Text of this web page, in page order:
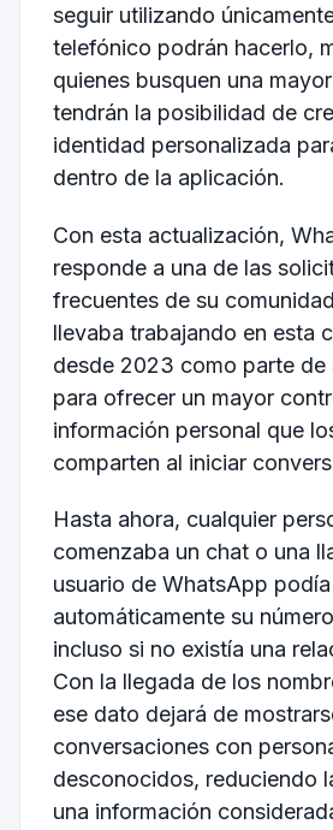
seguir utilizando
telefónico podrán hacerlo,
quienes busquen una
tendrán la posibilidad de
identidad personalizada
dentro de la aplicación.
Con esta actualización,
responde a una de las
frecuentes de su
llevaba trabajando en esta
desde 2023 como parte de
para ofrecer un mayor
información personal que
comparten al iniciar
Hasta ahora, cualquier
comenzaba un chat o una
usuario de WhatsApp
automáticamente su
incluso si no existía una
Con la llegada de los
ese dato dejará de
conversaciones con
desconocidos, reduciendo
una información